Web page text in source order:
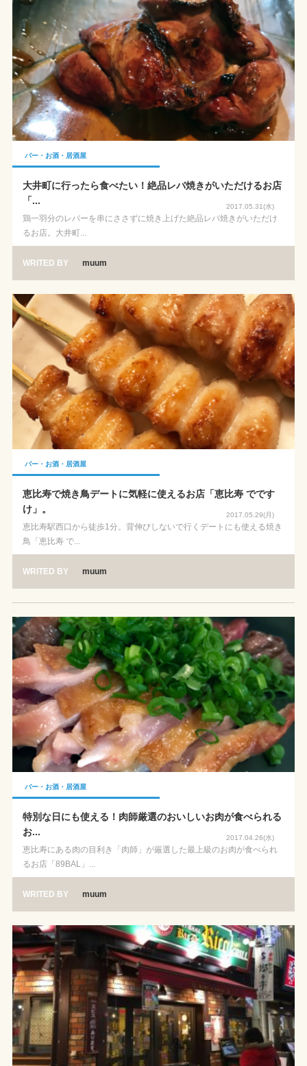
バー・お酒・居酒屋
大井町に行ったら食べたい！絶品レバ焼きがいただけるお店
「...
鶏一羽分のレバーを串にささずに焼き上げた絶品レバ焼きがいただけ
るお店。大井町...
2017.05.31(水)
WRITED BY muum
バー・お酒・居酒屋
恵比寿で焼き鳥デートに気軽に使えるお店「恵比寿 でです
け」。
恵比寿駅西口から徒歩1分。背伸びしないで行くデートにも使える焼き
鳥「恵比寿 で...
2017.05.29(月)
WRITED BY muum
バー・お酒・居酒屋
特別な日にも使える！肉師厳選のおいしいお肉が食べられる
お...
恵比寿にある肉の目利き「肉師」が厳選した最上級のお肉が食べられ
るお店「89BAL」...
2017.04.26(水)
WRITED BY muum